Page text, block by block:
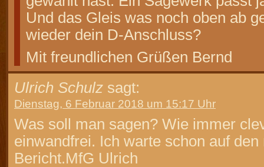
Und das Gleis was noch oben ab
wieder dein D-Anschluss?
Mit freundlichen Grüßen Bernd
Ulrich Schulz sagt:
Dienstag, 6 Februar 2018 um 15:17 Uhr
Was soll man sagen? Wie immer
einwandfrei. Ich warte schon auf den
Bericht.MfG Ulrich